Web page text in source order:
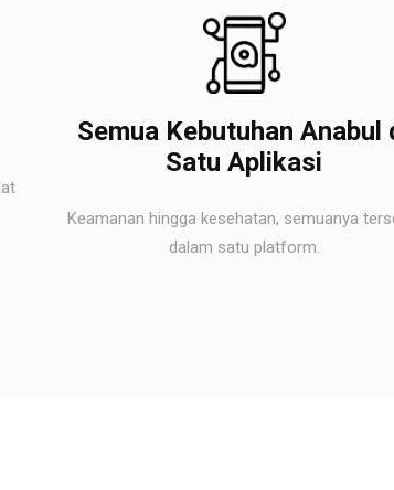
Semua Kebutuhan Anabul
Satu Aplikasi
Keamanan hingga kesehatan, semuanya
dalam satu platform.